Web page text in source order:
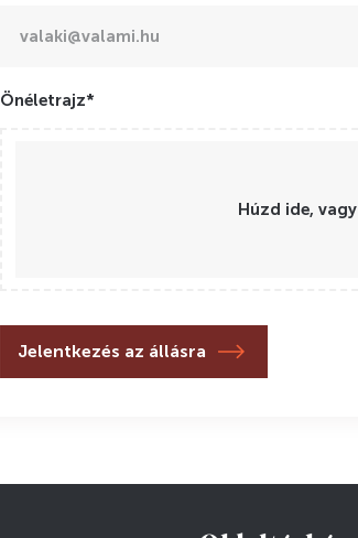
Önéletrajz*
Húzd ide, vagy
Jelentkezés az állásra